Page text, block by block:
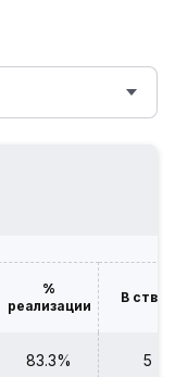
%
реализации
В створ
83.3% 5